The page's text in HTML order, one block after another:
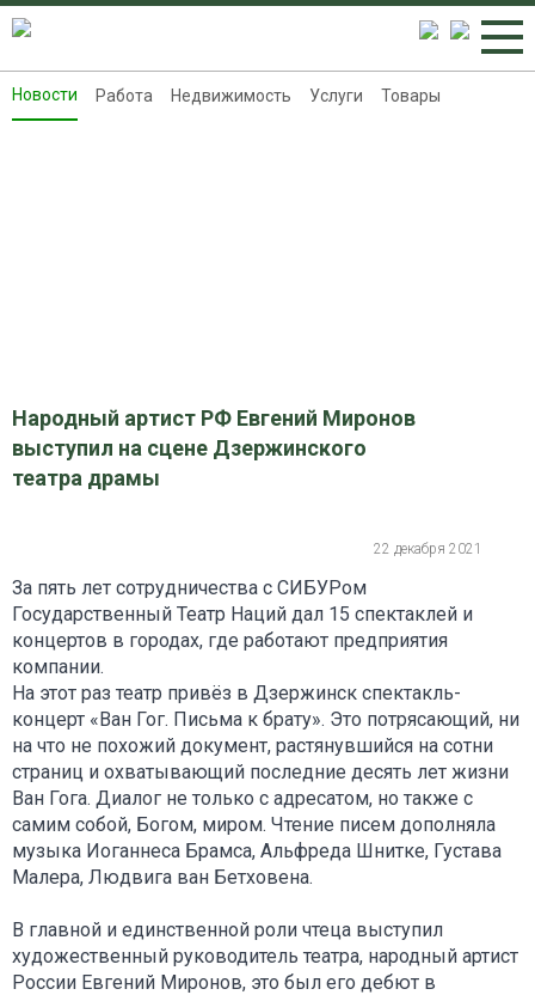
Новости
Новости Работа Недвижимость Услуги Товары
Народный артист РФ Евгений Миронов
выступил на сцене Дзержинского
театра драмы
22 декабря 2021
За пять лет сотрудничества с СИБУРом
Государственный Театр Наций дал 15 спектаклей и
концертов в городах, где работают предприятия
компании.
На этот раз театр привёз в Дзержинск спектакль-
концерт «Ван Гог. Письма к брату». Это потрясающий, ни
на что не похожий документ, растянувшийся на сотни
страниц и охватывающий последние десять лет жизни
Ван Гога. Диалог не только с адресатом, но также с
самим собой, Богом, миром. Чтение писем дополняла
музыка Иоганнеса Брамса, Альфреда Шнитке, Густава
Малера, Людвига ван Бетховена.
В главной и единственной роли чтеца выступил
художественный руководитель театра, народный артист
России Евгений Миронов, это был его дебют в